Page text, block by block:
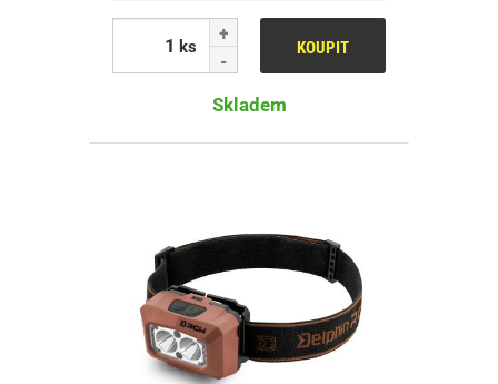
ks KOUPIT
Skladem